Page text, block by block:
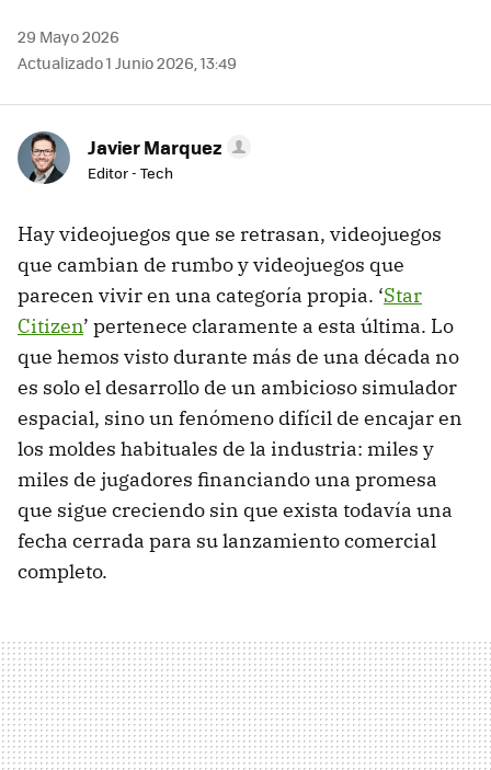
29 Mayo 2026
Actualizado 1 Junio 2026, 13:49
Javier Marquez
Editor - Tech
Hay videojuegos que se retrasan, videojuegos
que cambian de rumbo y videojuegos que
parecen vivir en una categoría propia. ‘Star
Citizen’ pertenece claramente a esta última. Lo
que hemos visto durante más de una década no
es solo el desarrollo de un ambicioso simulador
espacial, sino un fenómeno difícil de encajar en
los moldes habituales de la industria: miles y
miles de jugadores financiando una promesa
que sigue creciendo sin que exista todavía una
fecha cerrada para su lanzamiento comercial
completo.